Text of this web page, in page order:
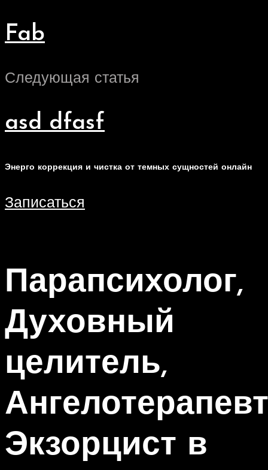
Fab
Следующая статья
asd dfasf
Энерго коррекция и чистка от темных сущностей онлайн
Записаться
Парапсихолог,
Духовный
целитель,
Экзорцист в